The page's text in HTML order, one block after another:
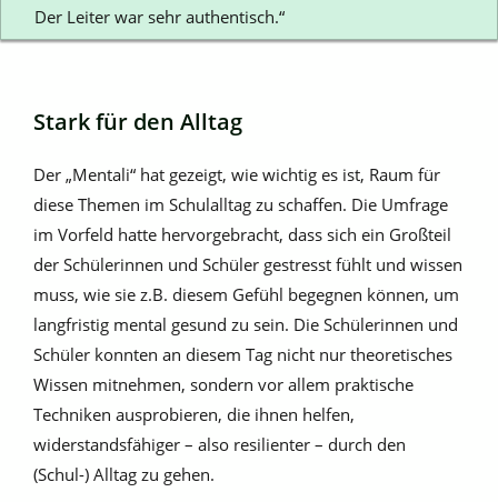
Der Leiter war sehr authentisch.“
Stark für den Alltag
Der „Mentali“ hat gezeigt, wie wichtig es ist, Raum für
diese Themen im Schulalltag zu schaffen. Die Umfrage
im Vorfeld hatte hervorgebracht, dass sich ein Großteil
der Schülerinnen und Schüler gestresst fühlt und wissen
muss, wie sie z.B. diesem Gefühl begegnen können, um
langfristig mental gesund zu sein. Die Schülerinnen und
Schüler konnten an diesem Tag nicht nur theoretisches
Wissen mitnehmen, sondern vor allem praktische
Techniken ausprobieren, die ihnen helfen,
widerstandsfähiger – also resilienter – durch den
(Schul-) Alltag zu gehen.